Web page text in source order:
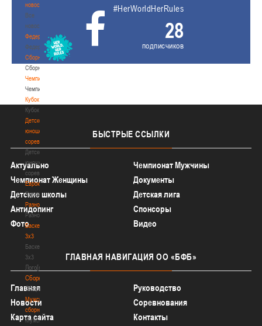
новости
Все
новости
Федерация
Федерация
Сборные
Сборные
Чемпионат
Чемпионат
Кубок
Кубок
Детско-
юношеские
соревнования
Детско-
юношеские
соревнования
Еврокубки
Еврокубки
Разное
Разное
Баскетбол
3х3
Баскетбол
3х3
Лого[modid=121]
Сборные
Сборные
Мужские
сборные
Мужские
#HerWorldHerRules
28
подписчиков
БЫСТРЫЕ ССЫЛКИ
Актуально
Чемпионат Мужчины
Чемпионат Женщины
Документы
Детские школы
Детская лига
Антидопинг
Спонсоры
Фото
Видео
ГЛАВНАЯ НАВИГАЦИЯ ОО «БФБ»
Главная
Руководство
Новости
Соревнования
Карта сайта
Контакты